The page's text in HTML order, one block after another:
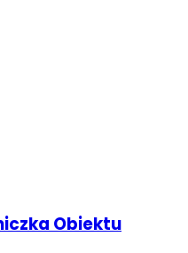
Obiektu